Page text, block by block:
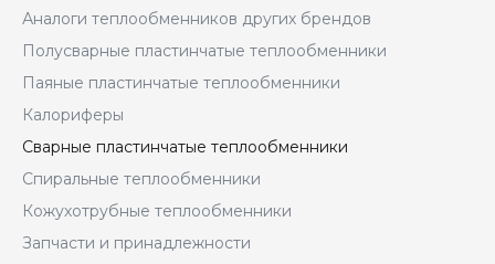
Аналоги теплообменников других брендов
Полусварные пластинчатые теплообменники
Паяные пластинчатые теплообменники
Калориферы
Сварные пластинчатые теплообменники
Спиральные теплообменники
Кожухотрубные теплообменники
Запчасти и принадлежности